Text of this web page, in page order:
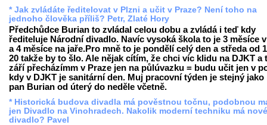
* Jak zvládáte ředitelovat v Plzni a učit v Praze? Není toho na
jednoho člověka příliš? Petr, Zlaté Hory
Předchůdce Burian to zvládal celou dobu a zvládá i teď kdy
řediteluje Národní divadlo. Navíc vysoká škola to je 3 měsíce
a 4 měsíce na jaře.Pro mně to je pondělí celý den a středa od
20 takže by to šlo. Ale nějak cítím, že chci víc klidu na DJKT a
září přecházímm v Praze jen na půlúvazku = budu učit jen v
kdy v DJKT je sanitární den. Muj pracovní týden je stejný jako
pan Burian od úterý do neděle včetně.
* Historická budova divadla má pověstnou točnu, podobnou
jen Divadlo na Vinohradech. Nakolik moderní techniku má nové
divadlo? Pavel